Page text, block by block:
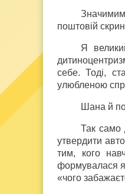
поштовій
Я
себе. Тоді,
улюбленою
Шана й
Так само
утвердити
тим, кого
формувалася
«чого